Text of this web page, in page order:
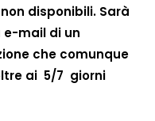
disponibili. Sarà
e-mail di un
che comunque
ai 5/7 giorni